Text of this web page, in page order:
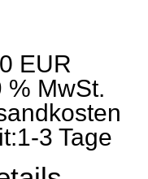
EUR
% MwSt.
1-3 Tage